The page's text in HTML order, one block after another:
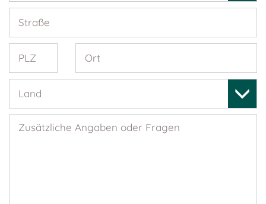
Straße
PLZ Ort
Land
Zusätzliche Angaben oder Fragen